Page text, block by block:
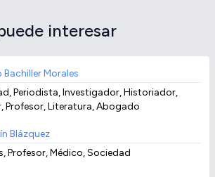
interesar
Morales
Periodista, Investigador, Historiador,
Profesor, Literatura, Abogado
Blázquez
Profesor, Médico, Sociedad